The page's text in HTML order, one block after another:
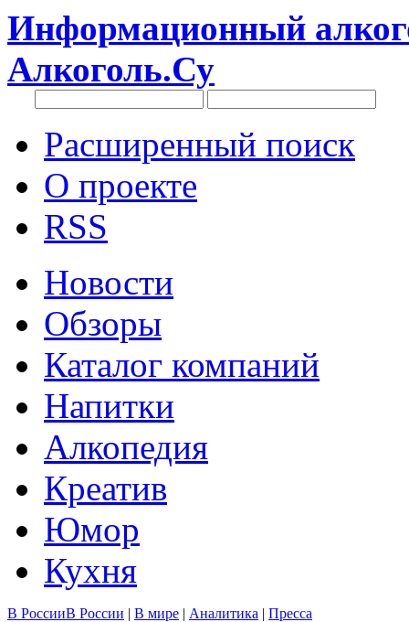
Информационный
Алкоголь.Су
Расширенный поиск
О проекте
RSS
Новости
Обзоры
Каталог компаний
Напитки
Алкопедия
Креатив
Юмор
Кухня
В РоссииВ России | В мире | Аналитика | Пресса